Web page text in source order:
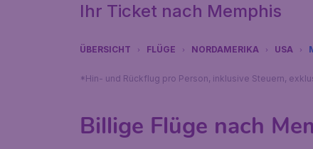
Ihr Ticket nach Memphis
ÜBERSICHT FLÜGE NORDAMERIKA USA
*Hin- und Rückflug pro Person, inklusive Steuern,
Billige Flüge nach